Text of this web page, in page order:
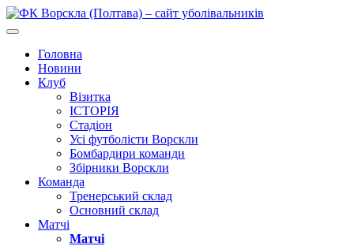
Головна
Новини
Клуб
Візитка
ІСТОРІЯ
Стадіон
Усі футболісти Ворскли
Бомбардири команди
Збірники Ворскли
Команда
Тренерський склад
Основний склад
Матчі
Матчі